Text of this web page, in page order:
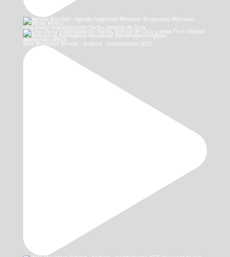
Una charla inspiradora con Nacho, director de Caza
Wild Mountain Retreat - Andorra - march/marzo 2025